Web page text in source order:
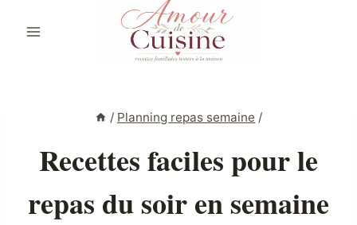
/ Planning repas semaine /
Recettes faciles pour le
repas du soir en semaine